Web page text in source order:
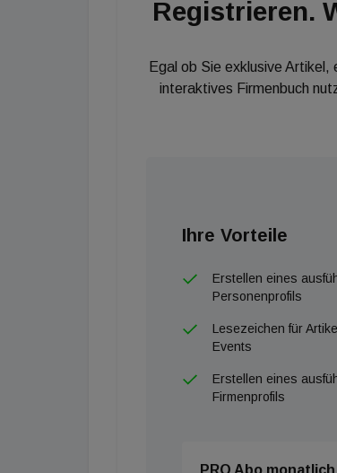
Registrieren.
Egal ob Sie exklusive Artikel,
interaktives Firmenbuch
Ihre Vorteile
Erstellen eines
Personenprofils
Lesezeichen für
Events
Erstellen eines
Firmenprofils